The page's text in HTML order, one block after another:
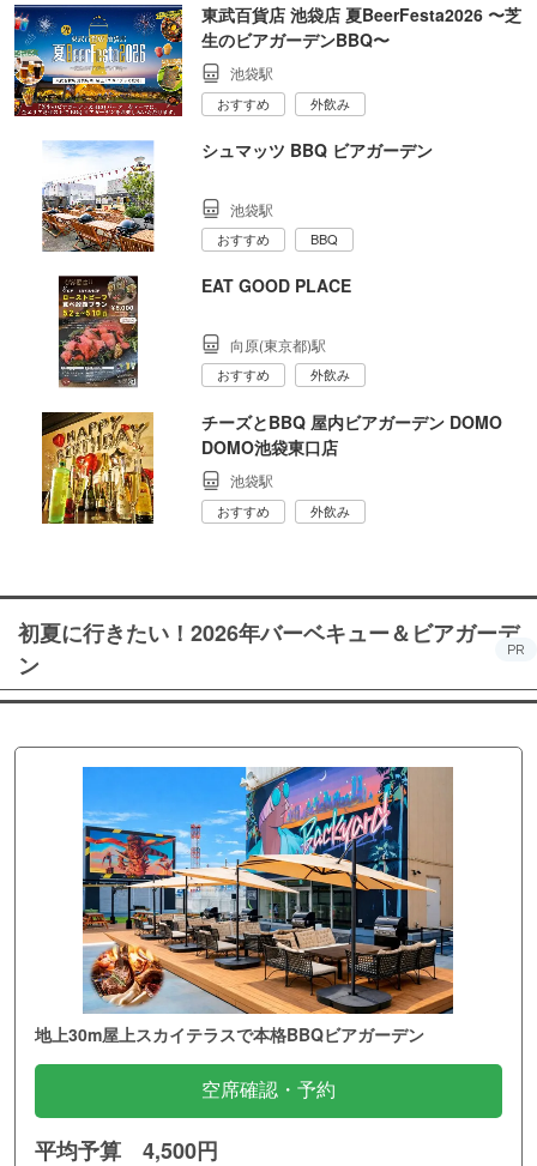
東武百貨店 池袋店 夏BeerFesta2026 〜芝
生のビアガーデンBBQ〜
池袋駅
おすすめ 外飲み
シュマッツ BBQ ビアガーデン
池袋駅
おすすめ BBQ
EAT GOOD PLACE
向原(東京都)駅
おすすめ 外飲み
チーズとBBQ 屋内ビアガーデン DOMO
DOMO池袋東口店
池袋駅
おすすめ 外飲み
初夏に行きたい！2026年バーベキュー＆ビアガーデ
ン
PR
地上30m屋上スカイテラスで本格BBQビアガーデン
空席確認・予約
平均予算 4,500円